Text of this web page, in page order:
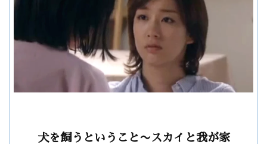
犬を飼うということ〜スカイと我が家